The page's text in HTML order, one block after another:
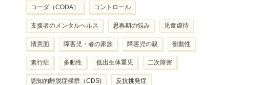
コーダ（CODA） コントロール
支援者のメンタルヘルス 思春期の悩み 児童虐待
情意面 障害児・者の家族 障害児の親 衝動性
素行症 多動性 低出生体重児 二次障害
認知的離脱症候群（CDS) 反抗挑発症